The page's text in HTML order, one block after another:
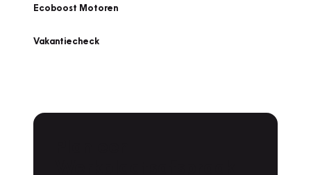
Ecoboost Motoren
Vakantiecheck